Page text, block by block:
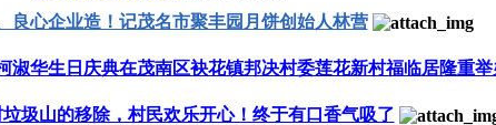
良心企业造！记茂名市聚丰园月饼创始人林营
淑华生日庆典在茂南区袂花镇邦决村委莲花新村福临居隆重举
圾山的移除，村民欢乐开心！终于有口香气吸了